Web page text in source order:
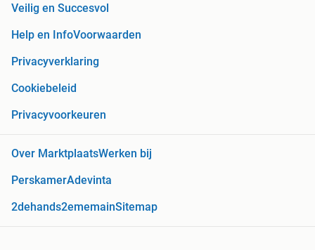
Veilig en Succesvol
Help en InfoVoorwaarden
Privacyverklaring
Cookiebeleid
Privacyvoorkeuren
Over MarktplaatsWerken bij
PerskamerAdevinta
2dehands2ememainSitemap